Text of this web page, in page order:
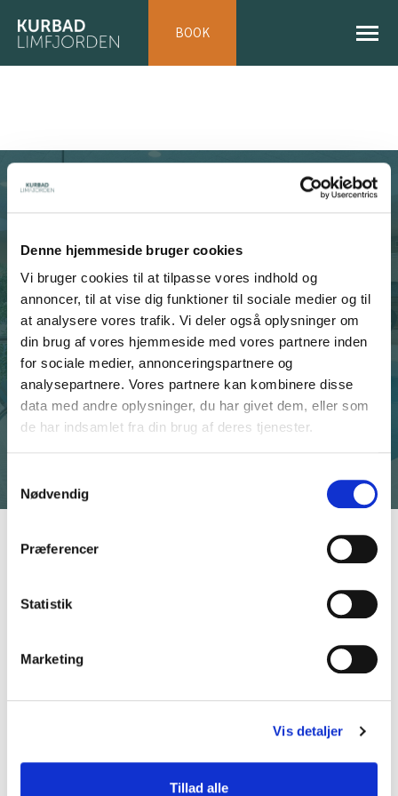
Denne hjemmeside bruger cookies
Vi bruger cookies til at tilpasse vores indhold og
annoncer, til at vise dig funktioner til sociale medier og til
at analysere vores trafik. Vi deler også oplysninger om
din brug af vores hjemmeside med vores partnere inden
for sociale medier, annonceringspartnere og
analysepartnere. Vores partnere kan kombinere disse
data med andre oplysninger, du har givet dem, eller som
de har indsamlet fra din brug af deres tjenester.
Nødvendig
Præferencer
Statistik
Marketing
Vis detaljer
Tillad alle
BOOK
Book entrance to the spa or a
treatment
BOOK
Kurbad Limfjorden
7600 Struer
+45 71 99 25 65
Menu
Prices